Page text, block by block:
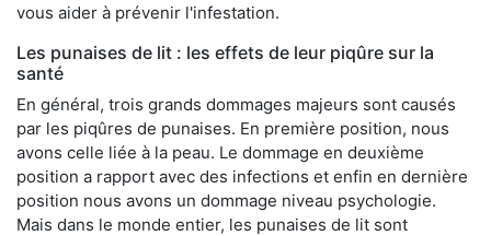
vous aider à prévenir l'infestation.
Les punaises de lit : les effets de leur piqûre sur la
santé
En général, trois grands dommages majeurs sont causés
par les piqûres de punaises. En première position, nous
avons celle liée à la peau. Le dommage en deuxième
position a rapport avec des infections et enfin en dernière
position nous avons un dommage niveau psychologie.
Mais dans le monde entier, les punaises de lit sont